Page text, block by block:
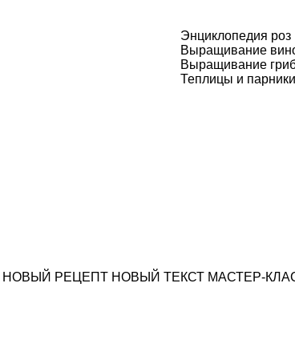
Энциклопедия роз
Выращивание
Выращивание
Теплицы и парники
НОВЫЙ РЕЦЕПТ НОВЫЙ ТЕКСТ МАСТЕР-